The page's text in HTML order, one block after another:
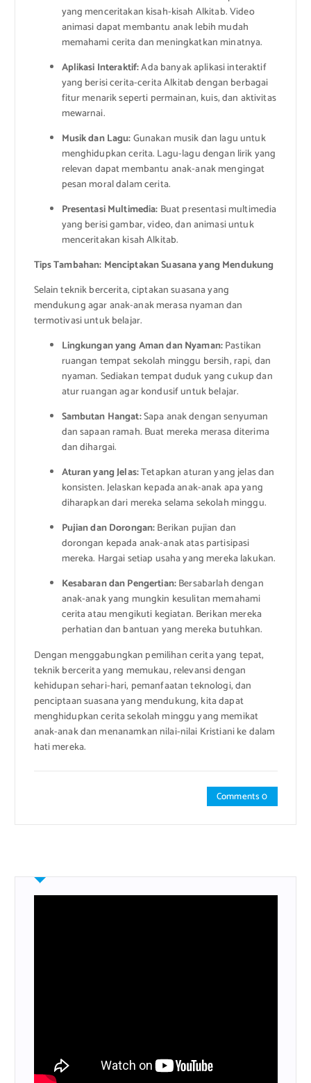
yang menceritakan kisah-kisah Alkitab. Video
animasi dapat membantu anak lebih mudah
memahami cerita dan meningkatkan minatnya.
Aplikasi Interaktif:Ada banyak aplikasi interaktif
yang berisi cerita-cerita Alkitab dengan berbagai
fitur menarik seperti permainan, kuis, dan aktivitas
mewarnai.
Musik dan Lagu:Gunakan musik dan lagu untuk
menghidupkan cerita. Lagu-lagu dengan lirik yang
relevan dapat membantu anak-anak mengingat
pesan moral dalam cerita.
Presentasi Multimedia: Buat presentasi multimedia
yang berisi gambar, video, dan animasi untuk
menceritakan kisah Alkitab.
Tips Tambahan: Menciptakan Suasana yang Mendukung
Selain teknik bercerita, ciptakan suasana yang
mendukung agar anak-anak merasa nyaman dan
termotivasi untuk belajar.
Lingkungan yang Aman dan Nyaman:Pastikan
ruangan tempat sekolah minggu bersih, rapi, dan
nyaman. Sediakan tempat duduk yang cukup dan
atur ruangan agar kondusif untuk belajar.
Sambutan Hangat:Sapa anak dengan senyuman
dan sapaan ramah. Buat mereka merasa diterima
dan dihargai.
Aturan yang Jelas:Tetapkan aturan yang jelas dan
konsisten. Jelaskan kepada anak-anak apa yang
diharapkan dari mereka selama sekolah minggu.
Pujian dan Dorongan:Berikan pujian dan
dorongan kepada anak-anak atas partisipasi
mereka. Hargai setiap usaha yang mereka lakukan.
Kesabaran dan Pengertian:Bersabarlah dengan
anak-anak yang mungkin kesulitan memahami
cerita atau mengikuti kegiatan. Berikan mereka
perhatian dan bantuan yang mereka butuhkan.
Dengan menggabungkan pemilihan cerita yang tepat,
teknik bercerita yang memukau, relevansi dengan
kehidupan sehari-hari, pemanfaatan teknologi, dan
penciptaan suasana yang mendukung, kita dapat
menghidupkan cerita sekolah minggu yang memikat
anak-anak dan menanamkan nilai-nilai Kristiani ke dalam
hati mereka.
Comments 0